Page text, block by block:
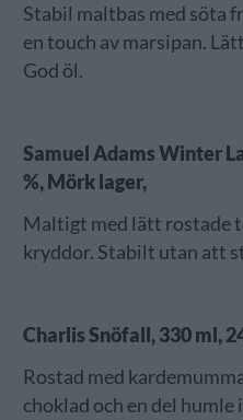
Stabil maltbas med söta
en touch av marsipan.
God öl.
Samuel Adams Winter
%, Mörk lager,
Maltigt med lätt rostade
kryddor. Stabilt utan att
Charlis Snöfall, 330 ml,
Rostad med
choklad och en del humle